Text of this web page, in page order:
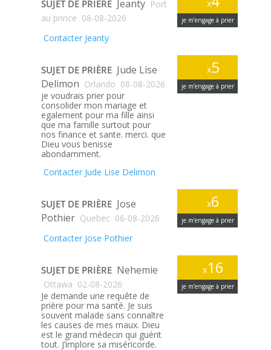
x
je m’engage à prier
SUJET DE PRIÈRE Jeanty Port
au prince 08-08-2026
Contacter Jeanty
x5
je m’engage à prier
SUJET DE PRIÈRE Jude Lise
Delimon Orlando 08-08-2026
je voudrais prier pour
consolider mon mariage et
egalement pour ma fille ainsi
que ma famille surtout pour
nos finance et sante. merci. que
Dieu vous benisse
abondamment.
Contacter Jude Lise Delimon
x6
je m’engage à prier
SUJET DE PRIÈRE Jose
Pothier Quebec 06-08-2026
Contacter Jose Pothier
x16
je m’engage à prier
SUJET DE PRIÈRE Nehemie
Ottawa 02-08-2026
Je demande une requête de
prière pour ma santé. Je suis
souvent malade sans connaître
les causes de mes maux. Dieu
est le grand médecin qui guérit
tout. J’implore sa miséricorde.